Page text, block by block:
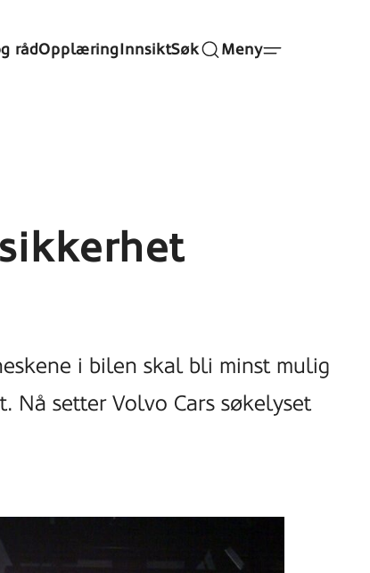
rådOpplæringInnsiktSøk Meny
i bilen skal bli minst mulig
setter Volvo Cars søkelyset